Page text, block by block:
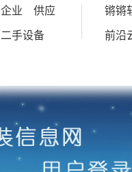
企业
供应
二手设备
锵锵
前沿